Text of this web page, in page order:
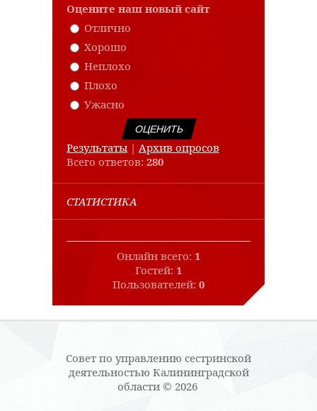
Оцените наш новый сайт
Отлично
Хорошо
Неплохо
Плохо
Ужасно
Результаты | Архив опросов
Всего ответов: 280
СТАТИСТИКА
Онлайн всего: 1
Гостей: 1
Пользователей: 0
Совет по управлению сестринской
деятельностью Калининградской
области © 2026